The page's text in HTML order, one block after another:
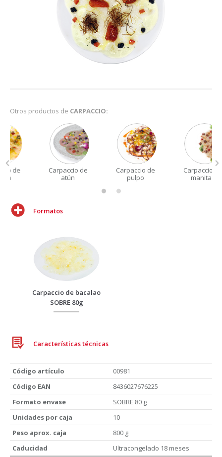
Otros productos de CARPACCIO:
Carpaccio de
Carpaccio de
Carpaccio de
Formatos
Carpaccio de bacalao
SOBRE 80g
Características técnicas
Código artículo
00981
Código EAN
8436027676225
Formato envase
SOBRE 80 g
Unidades por caja
10
Peso aprox. caja
800 g
Caducidad
Ultracongelado 18 meses